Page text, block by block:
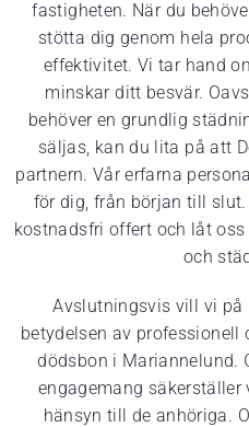
fastigheten. När du
stötta dig genom hela
effektivitet. Vi tar hand
minskar ditt besvär.
behöver en grundlig
säljas, kan du lita på att
partnern. Vår erfarna
för dig, från början till
kostnadsfri offert och låt
och
Avslutningsvis vill vi på
betydelsen av
dödsbon i Mariannelund.
engagemang
hänsyn till de anhöriga.